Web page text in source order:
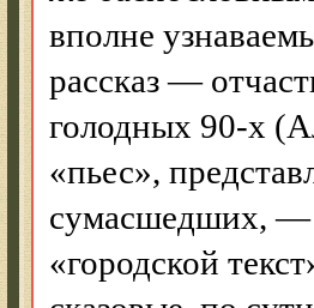
вполне
рассказ —
голодных 90-х
«пьес»,
сумасшедших,
«городской